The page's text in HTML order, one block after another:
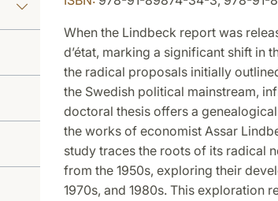
When the Lindbeck report was
d’état, marking a significant shift in
the radical proposals initially
the Swedish political mainstream,
doctoral thesis offers a
the works of economist Assar
study traces the roots of its radical
from the 1950s, exploring their
1970s, and 1980s. This exploration